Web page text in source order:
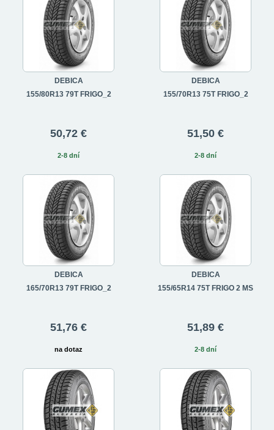
DEBICA
155/80R13 79T FRIGO_2
50,72 €
2-8 dní
DEBICA
155/70R13 75T FRIGO_2
51,50 €
2-8 dní
DEBICA
165/70R13 79T FRIGO_2
51,76 €
na dotaz
DEBICA
155/65R14 75T FRIGO 2 MS
51,89 €
2-8 dní